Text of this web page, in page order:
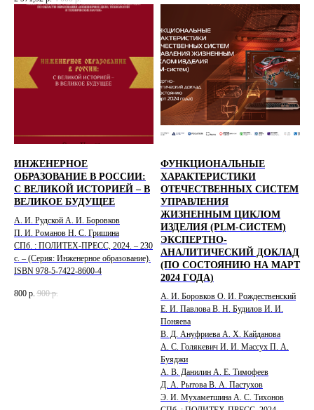
ИНЖЕНЕРНОЕ
ОБРАЗОВАНИЕ В РОССИИ:
С ВЕЛИКОЙ ИСТОРИЕЙ – В
ВЕЛИКОЕ БУДУЩЕЕ
А. И. Рудской А. И. Боровков
П. И. Романов Н. С. Гришина
СПб. : ПОЛИТЕХ-ПРЕСС, 2024. – 230
с. – (Серия: Инженерное образование).
ISBN 978-5-7422-8600-4
800 р. 900 р.
ФУНКЦИОНАЛЬНЫЕ
ХАРАКТЕРИСТИКИ
ОТЕЧЕСТВЕННЫХ СИСТЕМ
УПРАВЛЕНИЯ
ЖИЗНЕННЫМ ЦИКЛОМ
ИЗДЕЛИЯ (PLM-СИСТЕМ)
ЭКСПЕРТНО-
АНАЛИТИЧЕСКИЙ ДОКЛАД
(ПО СОСТОЯНИЮ НА МАРТ
2024 ГОДА)
А. И. Боровков О. И. Рождественский
Е. И. Павлова В. Н. Будилов И. И.
Поняева
В. Д. Ануфриева А. Х. Кайданова
А. С. Голякевич И. И. Массух П. А.
Буяджи
А. В. Данилин А. Е. Тимофеев
Д. А. Рытова В. А. Пастухов
Э. И. Мухаметшина А. С. Тихонов